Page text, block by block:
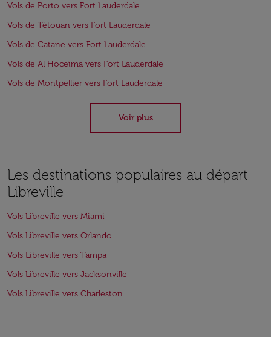
Vols de Porto vers Fort Lauderdale
Vols de Tétouan vers Fort Lauderdale
Vols de Catane vers Fort Lauderdale
Vols de Al Hoceïma vers Fort Lauderdale
Vols de Montpellier vers Fort Lauderdale
Voir plus
Les destinations populaires au départ
Libreville
Vols Libreville vers Miami
Vols Libreville vers Orlando
Vols Libreville vers Tampa
Vols Libreville vers Jacksonville
Vols Libreville vers Charleston